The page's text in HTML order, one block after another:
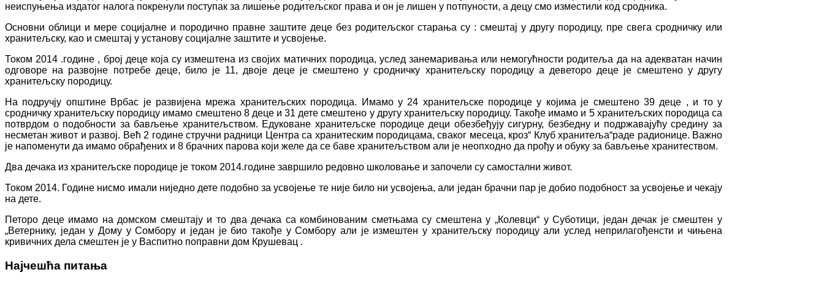
неиспуњења издатог налога покренули поступак за лишење родитељског права и он је лишен у потпуности, а децу смо изместили код сродника.
Основни облици и мере социјалне и породично правне заштите деце без родитељског старања су : смештај у другу породицу, пре свега сродничку или
хранитељску, као и смештај у установу социјалне заштите и усвојење.
Током 2014 .године , број деце која су измештена из својих матичних породица, услед занемаривања или немогућности родитеља да на адекватан начин
одговоре на развојне потребе деце, било је 11, двоје деце је смештено у сродничку хранитељску породицу а деветоро деце је смештено у другу
хранитељску породицу.
На подручју општине Врбас је развијена мрежа хранитељских породица. Имамо у 24 хранитељске породице у којима је смештено 39 деце , и то у
сродничку хранитељску породицу имамо смештено 8 деце и 31 дете смештено у другу хранитељску породицу. Такође имамо и 5 хранитељских породица са
потврдом о подобности за бављење хранитељством. Едуковане хранитељске породице деци обезбеђују сигурну, безбедну и подржавајућу средину за
несметан живот и развој. Већ 2 године стручни радници Центра са хранитеским породицама, сваког месеца, кроз“ Клуб хранитеља“раде радионице. Важно
је напоменути да имамо обрађених и 8 брачних парова који желе да се баве хранитељством али је неопходно да прођу и обуку за бављење хранитеством.
Два дечака из хранитељске породице је током 2014.године завршило редовно школовање и започели су самостални живот.
Током 2014. Године нисмо имали ниједно дете подобно за усвојење те није било ни усвојења, али један брачни пар је добио подобност за усвојење и чекају
на дете.
Петоро деце имамо на домском смештају и то два дечака са комбинованим сметњама су смештена у „Колевци“ у Суботици, један дечак је смештен у
„Ветернику, један у Дому у Сомбору и један је био такође у Сомбору али је измештен у хранитељску породицу али услед неприлагођенсти и чињена
кривичних дела смештен је у Васпитно поправни дом Крушевац .
Најчешћа питања